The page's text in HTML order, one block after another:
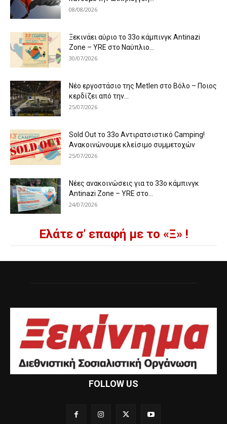
08/08/2026
Ξεκινάει αύριο το 33ο κάμπινγκ Antinazi
Zone – YRE στο Ναύπλιο...
30/07/2026
Νέο εργοστάσιο της Metlen στο Βόλο – Ποιος
κερδίζει από την...
25/07/2026
Sold Out το 33ο Αντιρατσιστικό Camping!
Ανακοινώνουμε κλείσιμο συμμετοχών
25/07/2026
Νέες ανακοινώσεις για το 33ο κάμπινγκ
Antinazi Zone – YRE στο...
24/07/2026
Ελάτε σ' επαφή με το «Ξ» !
FOLLOW US